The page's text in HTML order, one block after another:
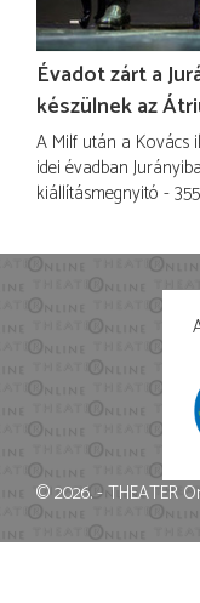
Évadot zárt a
készülnek az
A Milf után a Kovács
idei évadban
kiállításmegnyitó -
© 2026. - THEATER